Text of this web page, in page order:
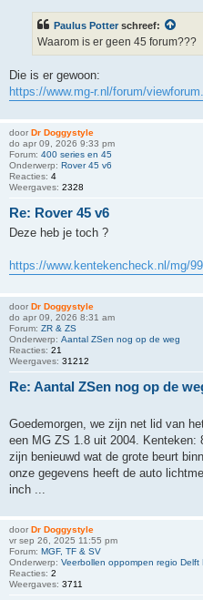
Paulus Potter schreef:
Waarom is er geen 45 forum???
Die is er gewoon:
https://www.mg-r.nl/forum/
door Dr Doggystyle
do apr 09, 2026 9:33 pm
Forum: 400 series en 45
Onderwerp: Rover 45 v6
Reacties: 4
Weergaves: 2328
Re: Rover 45 v6
Deze heb je toch ?
https://www.kentekencheck.nl/mg/
door Dr Doggystyle
do apr 09, 2026 8:31 am
Forum: ZR & ZS
Onderwerp: Aantal ZSen nog op de weg
Reacties: 21
Weergaves: 31212
Re: Aantal ZSen nog op de
Goedemorgen, we zijn net lid van
een MG ZS 1.8 uit 2004. Kenteken:
zijn benieuwd wat de grote beurt
onze gegevens heeft de auto
inch ...
door Dr Doggystyle
vr sep 26, 2025 11:55 pm
Forum: MGF, TF & SV
Onderwerp: Veerbollen oppompen regio Delft
Reacties: 2
Weergaves: 3711